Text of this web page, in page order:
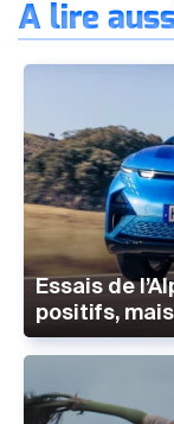
À lire
Essais de
positifs,